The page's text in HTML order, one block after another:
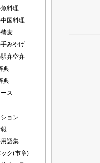
料理
国料理
麦
みやげ
弁空弁
典
典
ス
ョン
用語集
ク(市章)